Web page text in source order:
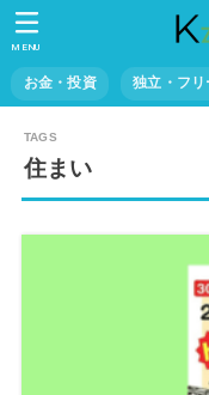
お金・投資 独立・フリ
MENU
住まい